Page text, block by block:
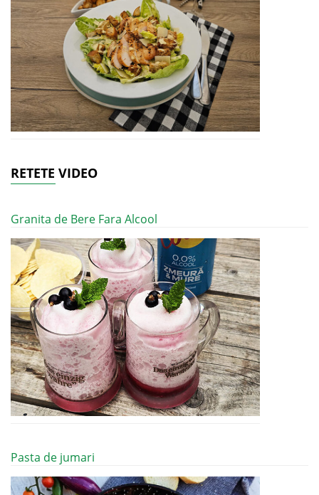
RETETE VIDEO
Granita de Bere Fara Alcool
Pasta de jumari